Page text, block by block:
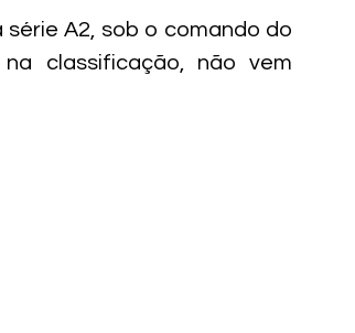
A2, sob o comando do
classificação, não vem